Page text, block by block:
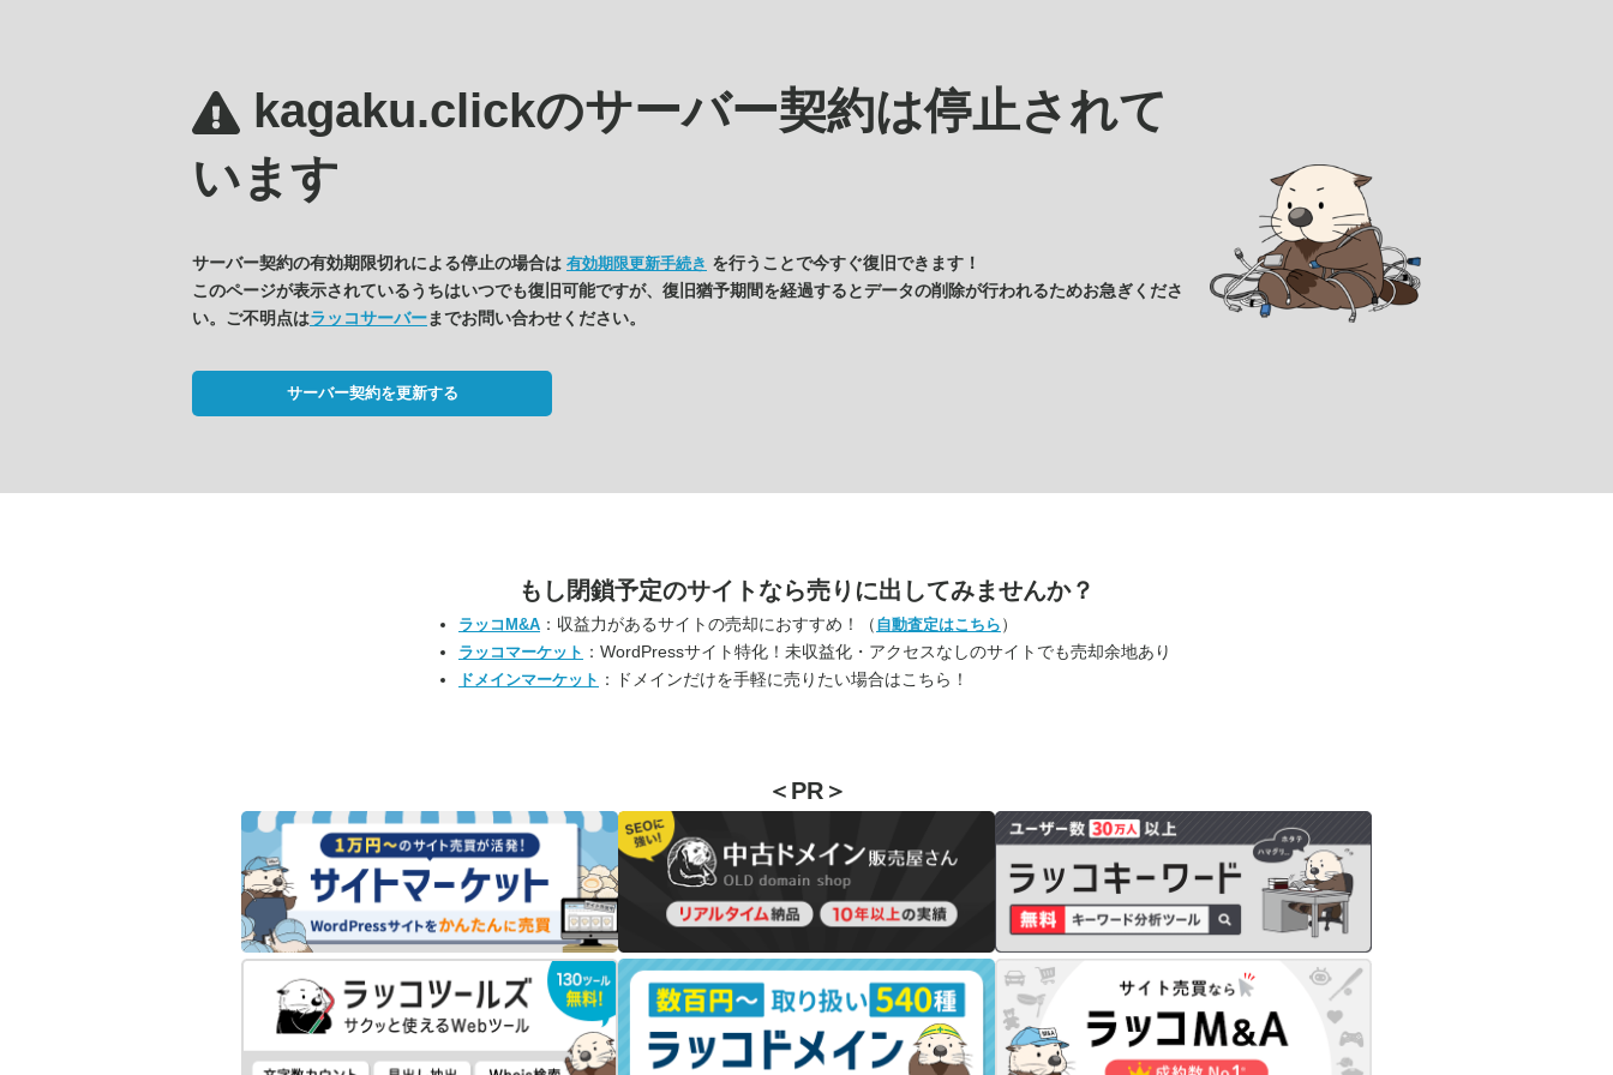
kagaku.clickのサーバー契約は停止されて
います
サーバー契約の有効期限切れによる停止の場合は 有効期限更新手続き を行うことで今すぐ復旧できます！
このページが表示されているうちはいつでも復旧可能ですが、復旧猶予期間を経過するとデータの削除が行われるためお急ぎくださ
い。ご不明点はラッコサーバーまでお問い合わせください。
サーバー契約を更新する
もし閉鎖予定のサイトなら売りに出してみませんか？
ラッコM&A ：収益力があるサイトの売却におすすめ！（ 自動査定はこちら ）
ラッコマーケット ：WordPressサイト特化！未収益化・アクセスなしのサイトでも売却余地あり
ドメインマーケット ：ドメインだけを手軽に売りたい場合はこちら！
＜PR＞